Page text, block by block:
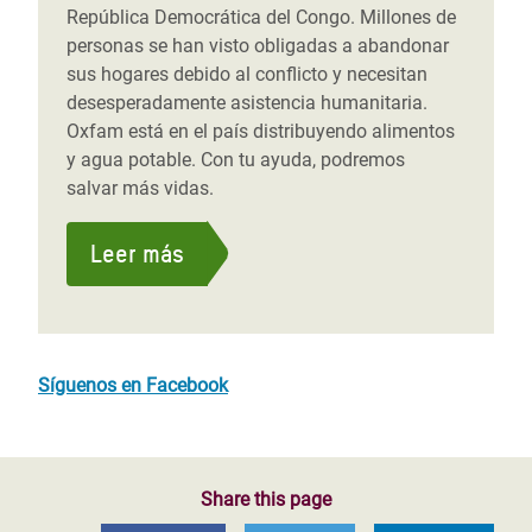
República Democrática del Congo. Millones de
personas se han visto obligadas a abandonar
sus hogares debido al conflicto y necesitan
desesperadamente asistencia humanitaria.
Oxfam está en el país distribuyendo alimentos
y agua potable. Con tu ayuda, podremos
salvar más vidas.
Leer más
Síguenos en Facebook
Share this page